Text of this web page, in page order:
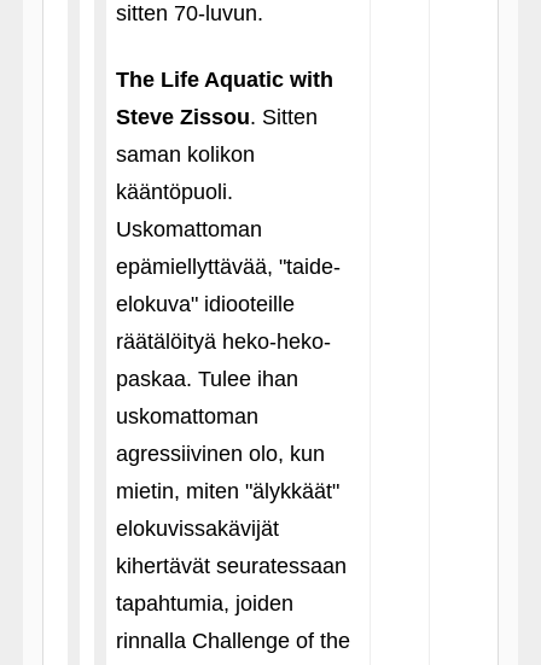
sitten 70-luvun.
The Life Aquatic with
Steve Zissou. Sitten
saman kolikon
kääntöpuoli.
Uskomattoman
epämiellyttävää, "taide-
elokuva" idiooteille
räätälöityä heko-heko-
paskaa. Tulee ihan
uskomattoman
agressiivinen olo, kun
mietin, miten "älykkäät"
elokuvissakävijät
kihertävät seuratessaan
tapahtumia, joiden
rinnalla Challenge of the